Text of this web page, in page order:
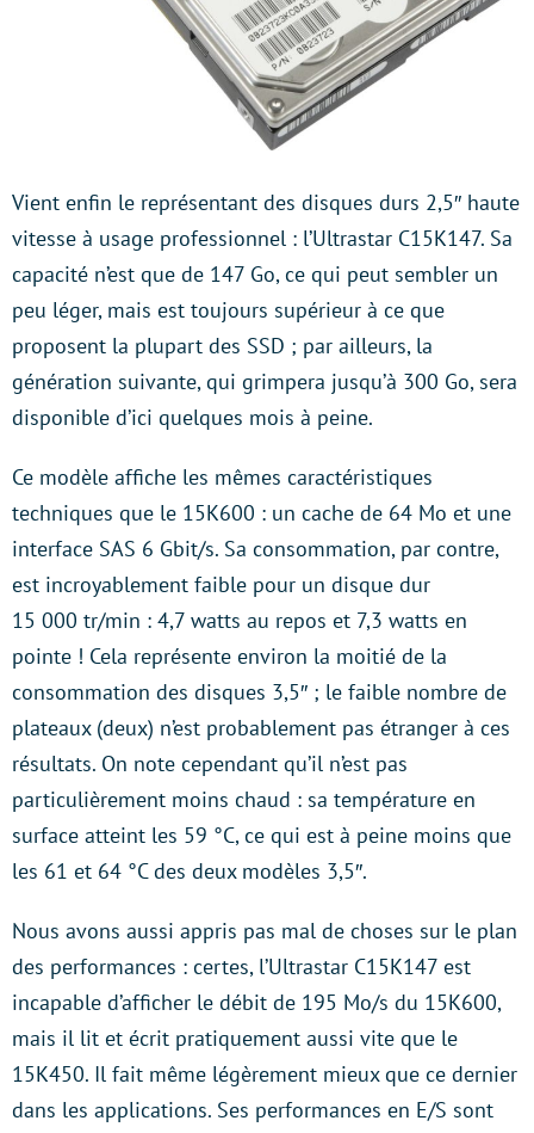
Vient enfin le représentant des disques durs 2,5″ haute
vitesse à usage professionnel : l’Ultrastar C15K147. Sa
capacité n’est que de 147 Go, ce qui peut sembler un
peu léger, mais est toujours supérieur à ce que
proposent la plupart des SSD ; par ailleurs, la
génération suivante, qui grimpera jusqu’à 300 Go, sera
disponible d’ici quelques mois à peine.
Ce modèle affiche les mêmes caractéristiques
techniques que le 15K600 : un cache de 64 Mo et une
interface SAS 6 Gbit/s. Sa consommation, par contre,
est incroyablement faible pour un disque dur
15 000 tr/min : 4,7 watts au repos et 7,3 watts en
pointe ! Cela représente environ la moitié de la
consommation des disques 3,5″ ; le faible nombre de
plateaux (deux) n’est probablement pas étranger à ces
résultats. On note cependant qu’il n’est pas
particulièrement moins chaud : sa température en
surface atteint les 59 °C, ce qui est à peine moins que
les 61 et 64 °C des deux modèles 3,5″.
Nous avons aussi appris pas mal de choses sur le plan
des performances : certes, l’Ultrastar C15K147 est
incapable d’afficher le débit de 195 Mo/s du 15K600,
mais il lit et écrit pratiquement aussi vite que le
15K450. Il fait même légèrement mieux que ce dernier
dans les applications. Ses performances en E/S sont